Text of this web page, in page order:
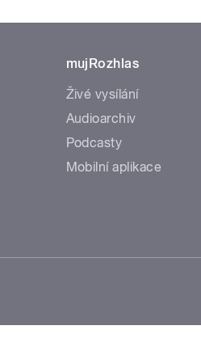
mujRozhlas
Živé vysílání
Audioarchiv
Podcasty
Mobilní aplikace